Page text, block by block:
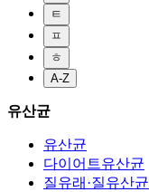
ㅌ
ㅍ
ㅎ
A-Z
유산균
유산균
다이어트유산균
질유래·질유산균